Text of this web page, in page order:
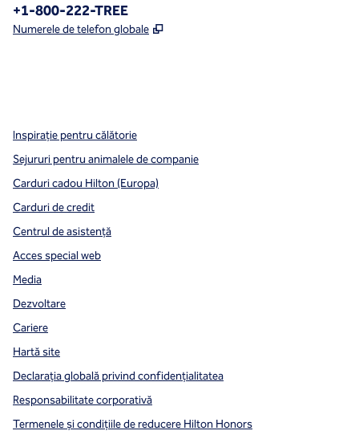
Telefon:
+1-800-222-TREE
Numerele de telefon globale ,
Inspirație pentru călătorie
Sejururi pentru animalele de companie
Carduri cadou Hilton (Europa)
Carduri de credit
Centrul de asistență
Acces special web
Media
Dezvoltare
Cariere
Hartă site
Declarația globală privind confidenţialitatea
Responsabilitate corporativă
Termenele și condițiile de reducere Hilton Honors